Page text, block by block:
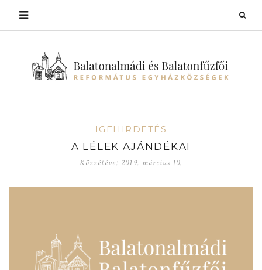
IGEHIRDETÉS
A LÉLEK AJÁNDÉKAI
Közzétéve:2019. március 10.